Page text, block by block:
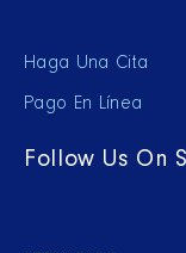
Haga Una Cita
Pago En Línea
Follow Us On